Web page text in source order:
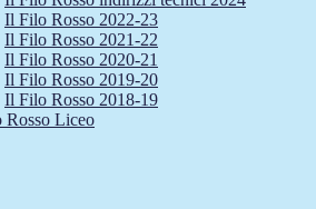
Il Filo Rosso 2022-23
Il Filo Rosso 2021-22
Il Filo Rosso 2020-21
Il Filo Rosso 2019-20
Il Filo Rosso 2018-19
Rosso Liceo